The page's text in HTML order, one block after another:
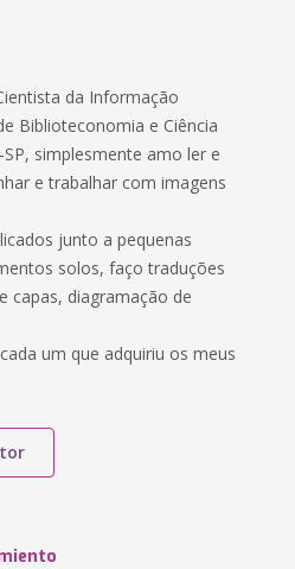
da Informação
Biblioteconomia e Ciência
simplesmente amo ler e
e trabalhar com imagens
junto a pequenas
solos, faço traduções
capas, diagramação de
um que adquiriu os meus